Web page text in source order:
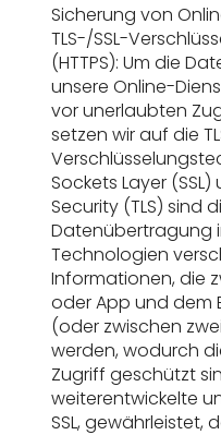
Sicherung von
TLS-/SSL-
(HTTPS): Um die
unsere Online-
vor unerlaubten
setzen wir auf die
Sockets Layer
Security (TLS) sind
Datenübertragung
Technologien
Informationen, die
oder App und dem
(oder zwischen
werden, wodurch
Zugriff geschützt
weiterentwickelte
SSL, gewährleistet,